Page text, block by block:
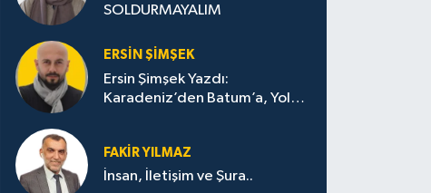
SOLDURMAYALIM
ERSIN ŞIMŞEK
Ersin Şimşek Yazdı:
Karadeniz’den Batum’a, Yolun
FAKIR YILMAZ
İnsan, İletişim ve Şura..